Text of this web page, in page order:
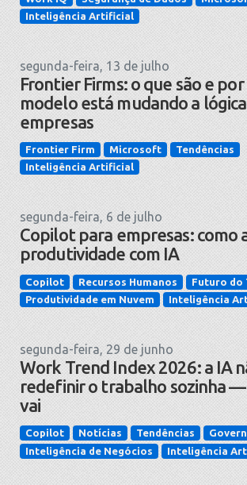
Inteligência Artificial
segunda-feira, 13 de julho
Frontier Firms: o que são e
modelo está mudando a
empresas
Frontier Firm Microsoft
Tendências
Inteligência Artificial
segunda-feira, 6 de julho
Copilot para empresas: como
produtividade com IA
Copilot Recursos Humanos
Futuro do
Produtividade em Nuvem
Inteligência
segunda-feira, 29 de junho
Work Trend Index 2026: a IA
redefinir o trabalho sozinha —
vai
Copilot Notícias Tendências
Inteligência de Negócios
Inteligência